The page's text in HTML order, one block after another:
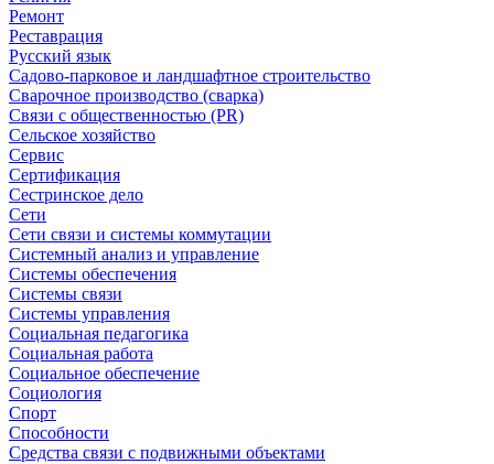
Ремонт
Реставрация
Русский язык
Садово-парковое и ландшафтное строительство
Сварочное производство (сварка)
Связи с общественностью (PR)
Сельское хозяйство
Сервис
Сертификация
Сестринское дело
Сети
Сети связи и системы коммутации
Системный анализ и управление
Системы обеспечения
Системы связи
Системы управления
Социальная педагогика
Социальная работа
Социальное обеспечение
Социология
Спорт
Способности
Средства связи с подвижными объектами